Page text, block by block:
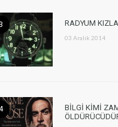
RADYUM
03 Aralık 2014
BİLGİ KİMİ